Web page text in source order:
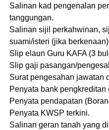
Salinan kad pengenalan
tanggungan.
Salinan sijil perkahwinan,
suami/isteri (jika
Slip elaun Guru KAFA (3
Slip gaji pasangan/
Surat pengesahan jawatan
Penyata bank
Penyata pendapatan
Penyata KWSP terkini.
Salinan geran tanah yang